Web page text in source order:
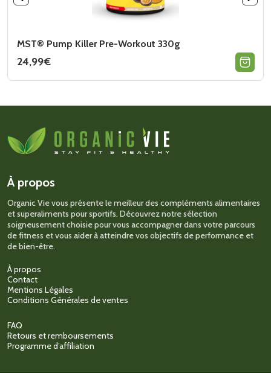
MST® Pump Killer Pre-Workout 330g
24,99€
produit
options
peuvent
être
la
du
produit
À propos
Organic Vie vous présente le meilleur des compléments alimentaires
et superaliments pour sportifs. Découvrez notre sélection
soigneusement choisie pour vous accompagner dans votre parcours
de fitness et vous aider à atteindre vos objectifs de performance et
de bien-être.
À propos
Contact
Mentions Légales
Conditions Générales de ventes
FAQ
Retours et remboursements
Programme d’affiliation